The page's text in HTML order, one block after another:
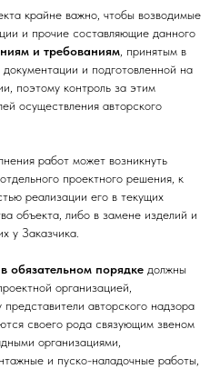
крайне важно, чтобы возводимые
и прочие составляющие данного
и требованиям , принятым в
и подготовленной на
поэтому контроль за этим
осуществления авторского
работ может возникнуть
проектного решения, к
реализации его в текущих
объекта, либо в замене изделий и
у Заказчика.
в обязательном порядке должны
организацией,
авторского надзора
своего рода связующим звеном
организациями,
и пуско-наладочные работы,